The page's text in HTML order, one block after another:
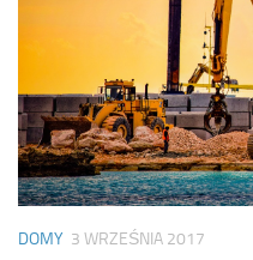
DOMY 3 WRZEŚNIA 2017